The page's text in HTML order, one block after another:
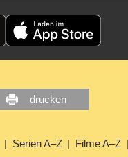
drucken
Serien A–Z Filme A–Z